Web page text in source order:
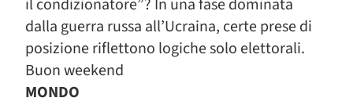
il condizionatore”? In una fase dominata
dalla guerra russa all’Ucraina, certe prese di
posizione riflettono logiche solo elettorali.
Buon weekend
MONDO